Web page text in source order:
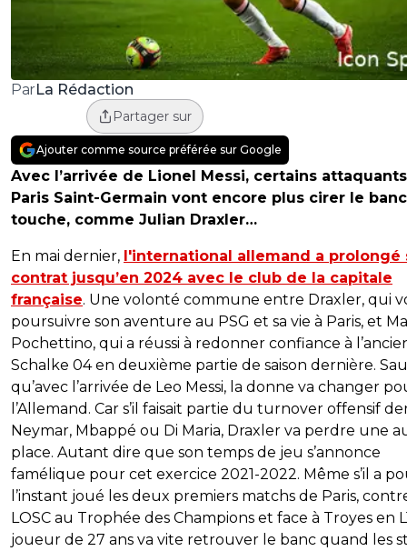
ParLa Rédaction
Partager sur
Ajouter comme source préférée sur Google
Avec l’arrivée de Lionel Messi, certains
Paris Saint-Germain vont encore plus cirer le
touche, comme Julian Draxler…
En mai dernier, l'international allemand a prolongé
contrat jusqu’en 2024 avec le club de la capitale
française. Une volonté commune entre Draxler, qui
poursuivre son aventure au PSG et sa vie à Paris, et
Pochettino, qui a réussi à redonner confiance à
Schalke 04 en deuxième partie de saison dernière.
qu’avec l’arrivée de Leo Messi, la donne va changer
l’Allemand. Car s’il faisait partie du turnover offensif
Neymar, Mbappé ou Di Maria, Draxler va perdre une
place. Autant dire que son temps de jeu s’annonce
famélique pour cet exercice 2021-2022. Même s’il a
l’instant joué les deux premiers matchs de Paris,
LOSC au Trophée des Champions et face à Troyes en
joueur de 27 ans va vite retrouver le banc quand les